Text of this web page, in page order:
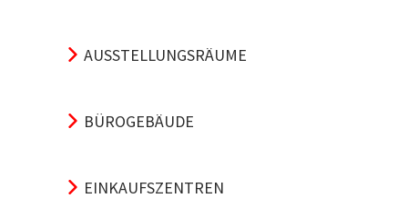
AUSSTELLUNGSRÄUME
BÜROGEBÄUDE
EINKAUFSZENTREN